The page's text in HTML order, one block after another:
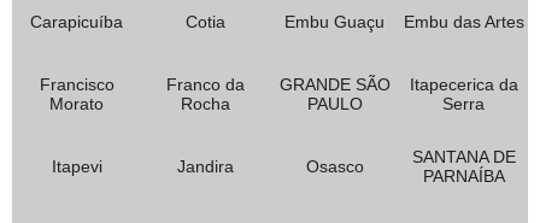
Carapicuíba Cotia Embu Guaçu Embu das Artes
Francisco
Morato
Franco da
Rocha
GRANDE SÃO
PAULO
Itapecerica da
Serra
Itapevi Jandira Osasco
SANTANA DE
PARNAÍBA